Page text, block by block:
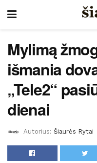
Mylimą
išmania
„Tele2“
dienai
Autorius: Šiaurės Rytai